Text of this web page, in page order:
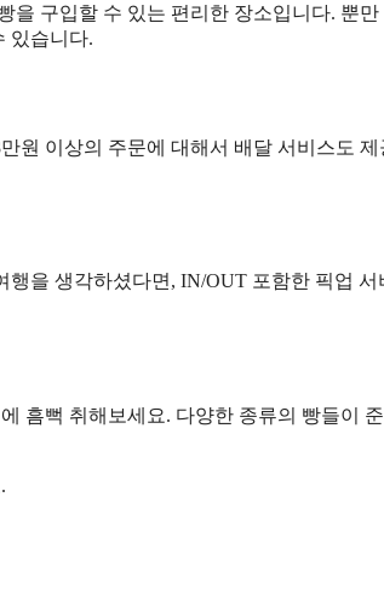
을 구입할 수 있는 편리한 장소입니다. 뿐만
있습니다.
원 이상의 주문에 대해서 배달 서비스도 제
을 생각하셨다면, IN/OUT 포함한 픽업 서
흠뻑 취해보세요. 다양한 종류의 빵들이